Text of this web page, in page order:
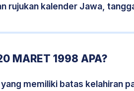
rujukan kalender Jawa,
MARET 1998 APA?
memiliki batas kelahiran